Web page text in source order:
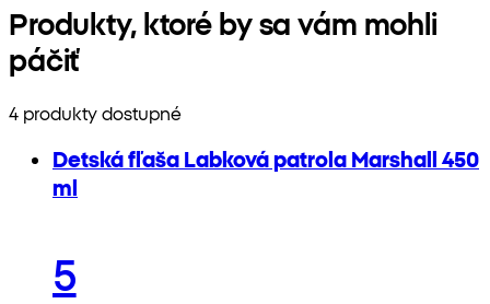
Produkty, ktoré by sa vám mohli
páčiť
4 produkty dostupné
Detská fľaša Labková patrola Marshall 450
ml
5